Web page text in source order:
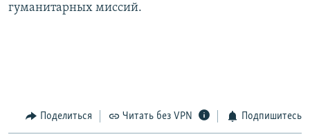
гуманитарных миссий.
Поделиться Читать без VPN Подпишитесь